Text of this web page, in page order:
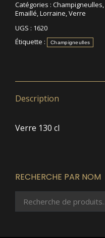
Catégories : Champigneulles,
Emaillé,Lorraine,Verre
UGS : 1620
Étiquette :
Champigneulles
Description
Verre 130 cl
RECHERCHE PAR NOM